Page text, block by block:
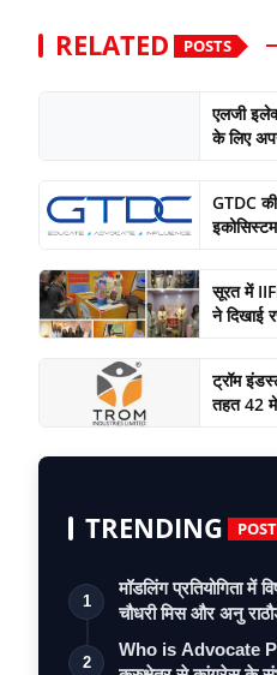
RELATED POSTS
एलजी
के लिए
GTDC
सूरत में
ने दिखाई
ट्रॉम
तहत 42
TRENDING
1
मॉडलिंग प्रतियोगिता में
चौधरी मिस और अनु
2
Who is Advocate